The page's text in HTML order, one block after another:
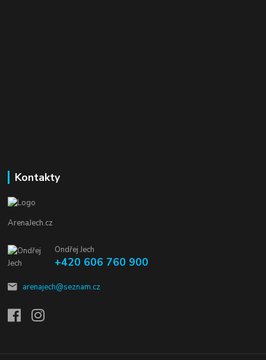
Kontakty
ArenaJech.cz
Ondřej Jech
+420 606 760 900
arenajech@seznam.cz